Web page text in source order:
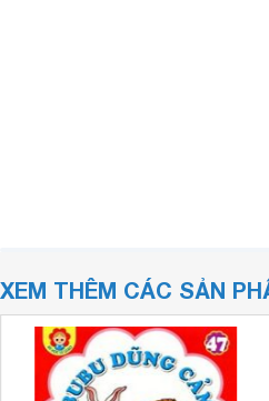
XEM THÊM CÁC SẢN